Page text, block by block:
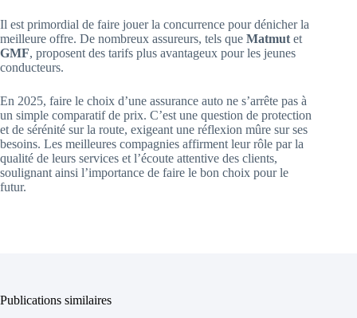
Il est primordial de faire jouer la concurrence pour dénicher la
meilleure offre. De nombreux assureurs, tels que Matmut et
GMF, proposent des tarifs plus avantageux pour les jeunes
conducteurs.
En 2025, faire le choix d’une assurance auto ne s’arrête pas à
un simple comparatif de prix. C’est une question de protection
et de sérénité sur la route, exigeant une réflexion mûre sur ses
besoins. Les meilleures compagnies affirment leur rôle par la
qualité de leurs services et l’écoute attentive des clients,
soulignant ainsi l’importance de faire le bon choix pour le
futur.
Publications similaires